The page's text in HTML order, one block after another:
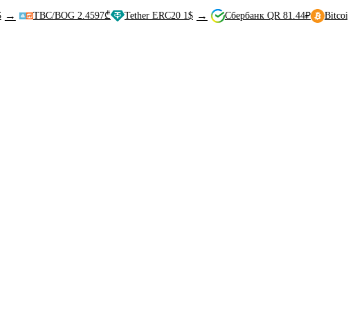
TBC/BOG 2.4597₾ Tether ERC20 1$ → Сбербанк QR 81.44₽ Bitcoin 1BTC